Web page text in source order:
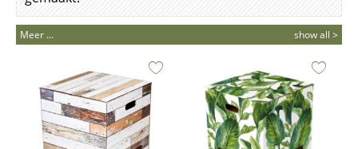
Meer ... show all >